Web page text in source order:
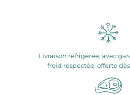
Livraison réfrigérée, avec
froid respectée, offerte